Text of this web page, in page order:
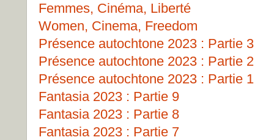
Femmes, Cinéma, Liberté
Women, Cinema, Freedom
Présence autochtone 2023 : Partie 3
Présence autochtone 2023 : Partie 2
Présence autochtone 2023 : Partie 1
Fantasia 2023 : Partie 9
Fantasia 2023 : Partie 8
Fantasia 2023 : Partie 7